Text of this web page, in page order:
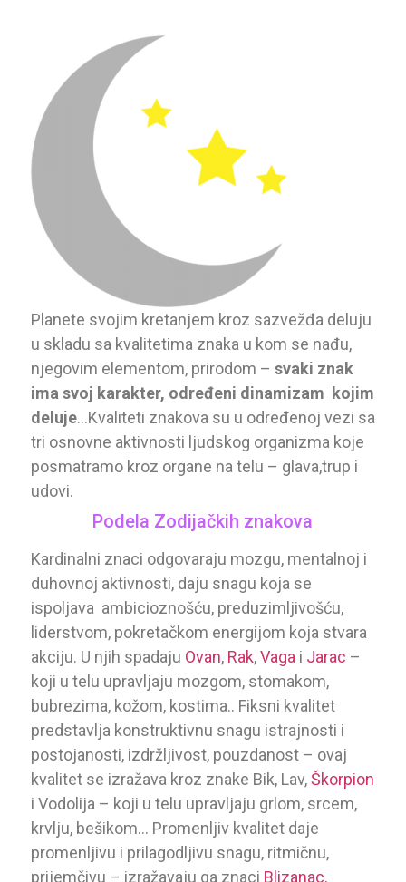
Planete svojim kretanjem kroz sazvežđa deluju
u skladu sa kvalitetima znaka u kom se nađu,
njegovim elementom, prirodom – svaki znak
ima svoj karakter, određeni dinamizam kojim
deluje…Kvaliteti znakova su u određenoj vezi sa
tri osnovne aktivnosti ljudskog organizma koje
posmatramo kroz organe na telu – glava,trup i
udovi.
Podela Zodijačkih znakova
Kardinalni znaci odgovaraju mozgu, mentalnoj i
duhovnoj aktivnosti, daju snagu koja se
ispoljava ambicioznošću, preduzimljivošću,
liderstvom, pokretačkom energijom koja stvara
akciju. U njih spadaju Ovan, Rak,Vaga i Jarac –
koji u telu upravljaju mozgom, stomakom,
bubrezima, kožom, kostima.. Fiksni kvalitet
predstavlja konstruktivnu snagu istrajnosti i
postojanosti, izdržljivost, pouzdanost – ovaj
kvalitet se izražava kroz znake Bik, Lav,Škorpion
i Vodolija – koji u telu upravljaju grlom, srcem,
krvlju, bešikom… Promenljiv kvalitet daje
promenljivu i prilagodljivu snagu, ritmičnu,
prijemčivu – izražavaju ga znaci Blizanac,